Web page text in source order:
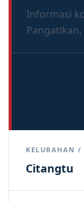
Informasi
Pangatikan,
KELURAHAN /
Citangtu